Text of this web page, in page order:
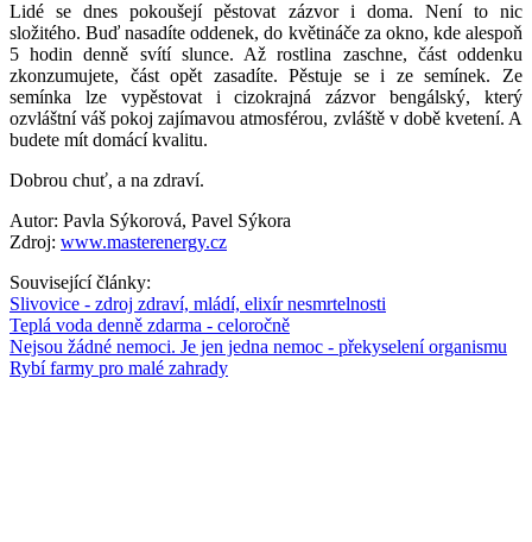
Lidé se dnes pokoušejí pěstovat zázvor i doma. Není to nic
složitého. Buď nasadíte oddenek, do květináče za okno, kde alespoň
5 hodin denně svítí slunce. Až rostlina zaschne, část oddenku
zkonzumujete, část opět zasadíte. Pěstuje se i ze semínek. Ze
semínka lze vypěstovat i cizokrajná zázvor bengálský, který
ozvláštní váš pokoj zajímavou atmosférou, zvláště v době kvetení. A
budete mít domácí kvalitu.
Dobrou chuť, a na zdraví.
Autor: Pavla Sýkorová, Pavel Sýkora
Zdroj: www.masterenergy.cz
Související články:
Slivovice - zdroj zdraví, mládí, elixír nesmrtelnosti
Teplá voda denně zdarma - celoročně
Nejsou žádné nemoci. Je jen jedna nemoc - překyselení organismu
Rybí farmy pro malé zahrady